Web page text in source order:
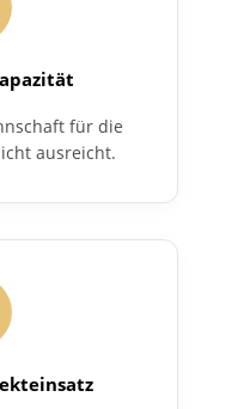
für die
ausreicht.